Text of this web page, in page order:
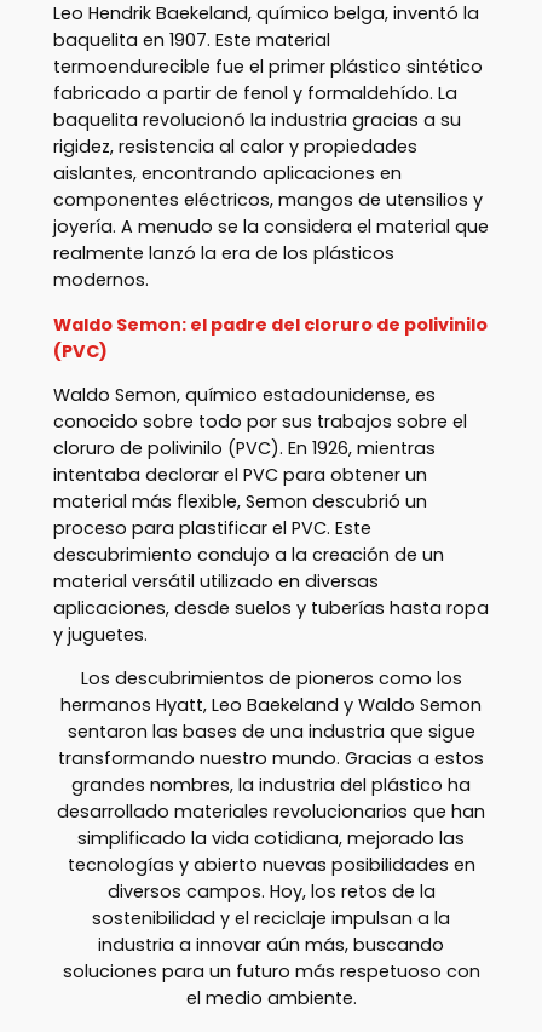
Leo Hendrik Baekeland, químico belga, inventó la
baquelita en 1907. Este material
termoendurecible fue el primer plástico sintético
fabricado a partir de fenol y formaldehído. La
baquelita revolucionó la industria gracias a su
rigidez, resistencia al calor y propiedades
aislantes, encontrando aplicaciones en
componentes eléctricos, mangos de utensilios y
joyería. A menudo se la considera el material que
realmente lanzó la era de los plásticos
modernos.
Waldo Semon: el padre del cloruro de polivinilo
(PVC)
Waldo Semon, químico estadounidense, es
conocido sobre todo por sus trabajos sobre el
cloruro de polivinilo (PVC). En 1926, mientras
intentaba declorar el PVC para obtener un
material más flexible, Semon descubrió un
proceso para plastificar el PVC. Este
descubrimiento condujo a la creación de un
material versátil utilizado en diversas
aplicaciones, desde suelos y tuberías hasta ropa
y juguetes.
Los descubrimientos de pioneros como los
hermanos Hyatt, Leo Baekeland y Waldo Semon
sentaron las bases de una industria que sigue
transformando nuestro mundo. Gracias a estos
grandes nombres, la industria del plástico ha
desarrollado materiales revolucionarios que han
simplificado la vida cotidiana, mejorado las
tecnologías y abierto nuevas posibilidades en
diversos campos. Hoy, los retos de la
sostenibilidad y el reciclaje impulsan a la
industria a innovar aún más, buscando
soluciones para un futuro más respetuoso con
el medio ambiente.